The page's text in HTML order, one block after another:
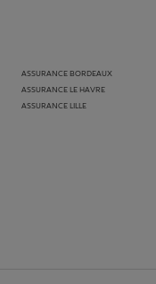
ASSURANCE BORDEAUX
ASSURANCE LE HAVRE
ASSURANCE LILLE